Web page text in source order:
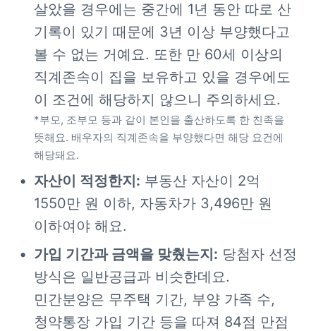
살았을 경우에는 중간에 1년 동안 따로 산
기록이 있기 때문에 3년 이상 부양했다고
볼 수 없는 거예요. 또한 만 60세 이상의
직계존속이 집을 보유하고 있을 경우에도
*부모, 조부모 등과 같이 본인을 출산하도록 한 친족을
뜻해요. 배우자의 직계존속을 부양했다면 해당 요건에
해당돼요.
자산이 적정한지: 부동산 자산이 2억
1550만 원 이하, 자동차가 3,496만 원
이하여야 해요.
가입 기간과 금액을 맞췄는지: 당첨자 선정
방식은 일반공급과 비슷한데요.
민간분양은 무주택 기간, 부양 가족 수,
청약통장 가입 기간 등을 따져 84점 만점